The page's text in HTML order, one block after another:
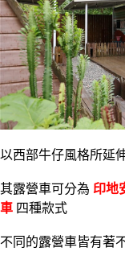
以西部牛仔風格所延
其露營車可分為 印地
車 四種款式
不同的露營車皆有著